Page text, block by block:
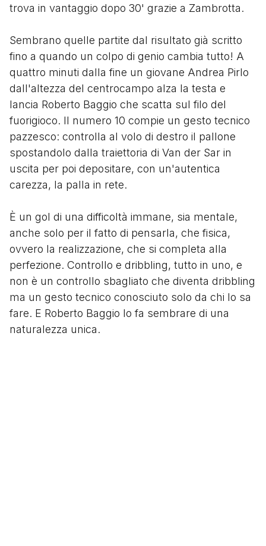
trova in vantaggio dopo 30' grazie a Zambrotta.
Sembrano quelle partite dal risultato già scritto
fino a quando un colpo di genio cambia tutto! A
quattro minuti dalla fine un giovane Andrea Pirlo
dall'altezza del centrocampo alza la testa e
lancia Roberto Baggio che scatta sul filo del
fuorigioco. Il numero 10 compie un gesto tecnico
pazzesco: controlla al volo di destro il pallone
spostandolo dalla traiettoria di Van der Sar in
uscita per poi depositare, con un'autentica
carezza, la palla in rete.
È un gol di una difficoltà immane, sia mentale,
anche solo per il fatto di pensarla, che fisica,
ovvero la realizzazione, che si completa alla
perfezione. Controllo e dribbling, tutto in uno, e
non è un controllo sbagliato che diventa dribbling
ma un gesto tecnico conosciuto solo da chi lo sa
fare. E Roberto Baggio lo fa sembrare di una
naturalezza unica.